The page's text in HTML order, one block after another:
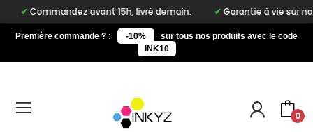
Commandez avant 15h, livré demain. Garantie à vie sur
Première commande ? : -10%
sur tous nos produits avec le code
INK10
0